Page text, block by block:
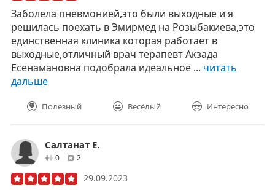
Заболела пневмонией,это были выходные и я
решилась поехать в Эмирмед на Розыбакиева,это
единственная клиника которая работает в
выходные,отличный врач терапевт Акзада
Есенамановна подобрала идеальное ... читать
дальше
Полезный Весёлый Интересно
Салтанат Е.
0друзей
2
29.09.2023